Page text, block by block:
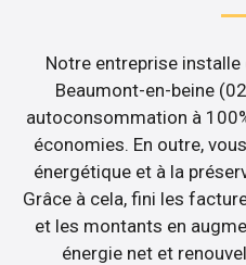
Notre entreprise installe
Beaumont-en-beine
autoconsommation à
économies. En outre,
énergétique et à la
Grâce à cela, fini les
et les montants en
énergie net et